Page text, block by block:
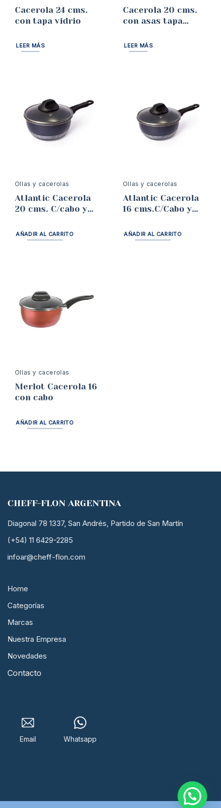
Cacerola 24 cms.
con tapa vidrio
LEER MÁS
Cacerola 20 cms.
con asas tapa
LEER MÁS
Ollas y cacerolas
Atlantic Cacerola
20 cms. C/cabo y
AÑADIR AL CARRITO
Ollas y cacerolas
Atlantic Cacerola
16 cms.C/Cabo y
AÑADIR AL CARRITO
Ollas y cacerolas
Merlot Cacerola 16
con cabo
AÑADIR AL CARRITO
CHEFF-FLON ARGENTINA
Diagonal 78 1337, San Andrés, Partido de San Martín
(+54) 11 6429-2285
infoar@cheff-flon.com
Home
Categorías
Marcas
Nuestra Empresa
Novedades
Contacto
Email Whatsapp